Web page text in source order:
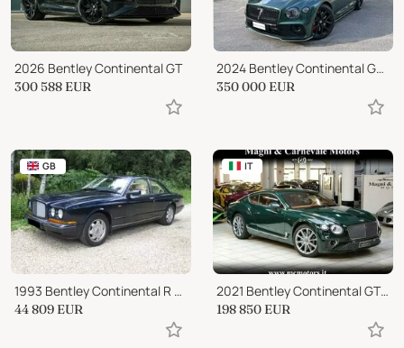
2026 Bentley Continental GT
300 588 EUR
2024 Bentley Continental GT W12 Speed LE MANS COLLECTION
350 000 EUR
GB
1993 Bentley Continental R MPW
44 809 EUR
IT
2021 Bentley Continental GT TOURING SPECS|NIGHT VIEW|21''|TETTO
198 850 EUR